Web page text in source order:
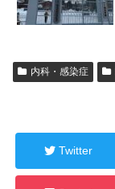
内科・感染症
Twitter